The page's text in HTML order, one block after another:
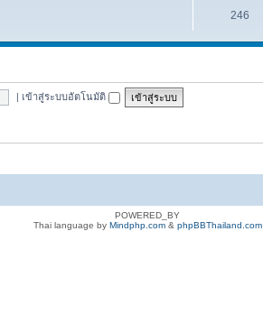
246
| เข้าสู่ระบบอัตโนมัติ
POWERED_BY
Thai language by Mindphp.com& phpBBThailand.com